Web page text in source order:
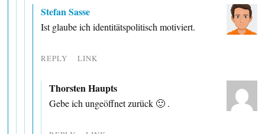
Stefan Sasse
Ist glaube ich identitätspolitisch motiviert.
REPLY LINK
Thorsten Haupts
Gebe ich ungeöffnet zurück 🙂 .